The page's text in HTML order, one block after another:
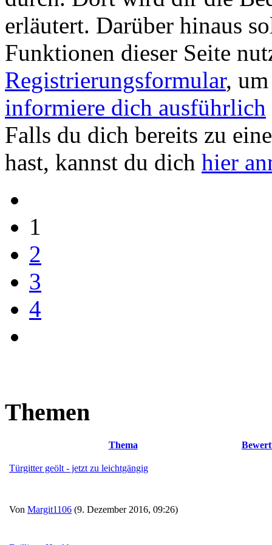
erläutert. Darüber hinaus
Funktionen dieser Seite
Registrierungsformular,
informiere dich ausführlich
Falls du dich bereits zu
hast, kannst du dich hier
1
2
3
4
Themen
Thema
Türgitter geölt - jetzt zu leichtgängig
Von Margit1106 (9. Dezember 2016, 09:26)